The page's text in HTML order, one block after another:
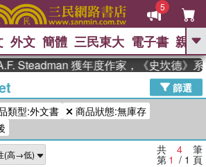
5
GO
The Odyssey 、
父親節 、 如果歷史是一群喵 、 暑期
推薦 、 國際布克獎 臺灣漫遊錄
孩：黎曼猜想 、 偉大的迷走神經
外文 簡體 三民東大 電子書 親子
Steadman 獲年度作家，《史坎德》系
篩選
類型:外文書
商品狀態:無庫存
共 4 筆
第 1 / 1 頁